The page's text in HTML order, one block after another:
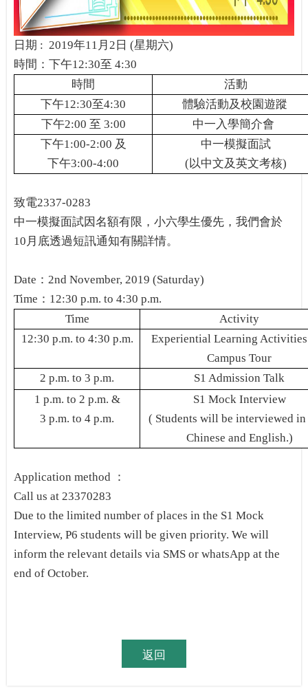
日期 : 2019年11 月 2 日 (星期六)
時間： 下午12:30至 4:30
時間
活動
下午12:30至4:30
體驗活動及校園遊蹤
下午2:00 至 3:00
中一入學簡介會
下午1:00-2:00 及
下午3:00-4:00
中一模擬面試
(以中文及英文考核)
致電2337-0283
中一模擬面試因名額有限，小六學生優先，我們會於
10 月底透過短訊通知有關詳情。
Date ： 2nd November, 2019 (Saturday)
Time ： 12:30 p.m. to 4:30 p.m.
Time
Activity
12:30 p.m. to 4:30 p.m.
Experiential Learning
Campus Tour
2 p.m. to 3 p.m.
S1 Admission Talk
1 p.m. to 2 p.m. &
3 p.m. to 4 p.m.
S1 Mock Interview
( Students will be interviewed
Chinese and English.)
Application method ：
Call us at 23370283
Due to the limited number of places in the S1 Mock
Interview, P6 students will be given priority. We will
inform the relevant details via SMS or whatsApp at the
end of October.
返回